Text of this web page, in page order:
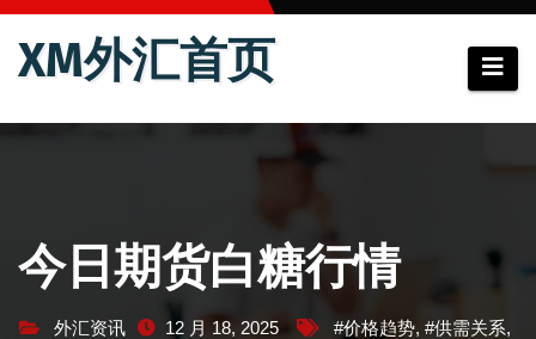
跳
XM外汇首页
今日期货白糖行情
外汇资讯 12 月 18, 2025 #价格趋势, #供需关系,